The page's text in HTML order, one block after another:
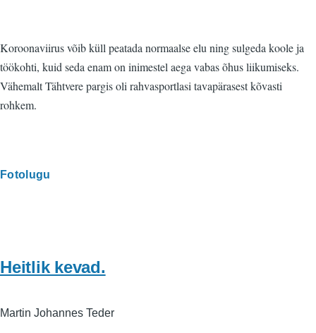
Koroonaviirus võib küll peatada normaalse elu ning sulgeda koole ja
töökohti, kuid seda enam on inimestel aega vabas õhus liikumiseks.
Vähemalt Tähtvere pargis oli rahvasportlasi tavapärasest kõvasti
rohkem.
Fotolugu
Heitlik kevad.
Martin Johannes Teder